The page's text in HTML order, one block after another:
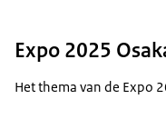
Expo 2025
Het thema van de Expo